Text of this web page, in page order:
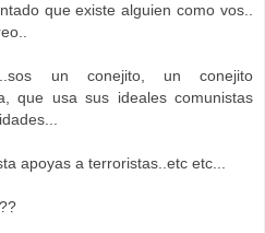
que existe alguien como vos..
un conejito, un conejito
que usa sus ideales comunistas
apoyas a terroristas..etc etc...